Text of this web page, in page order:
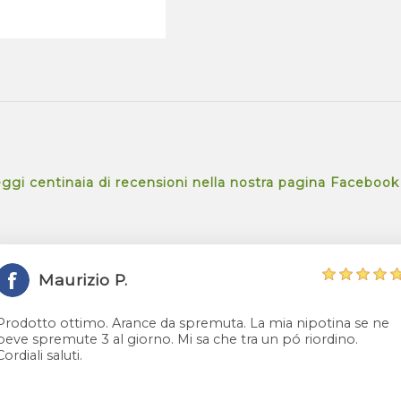
centinaia di recensioni nella nostra pagina
Maurizio P.
ottimo. Arance da spremuta. La mia nipotina se ne
spremute 3 al giorno. Mi sa che tra un pó riordino.
saluti.